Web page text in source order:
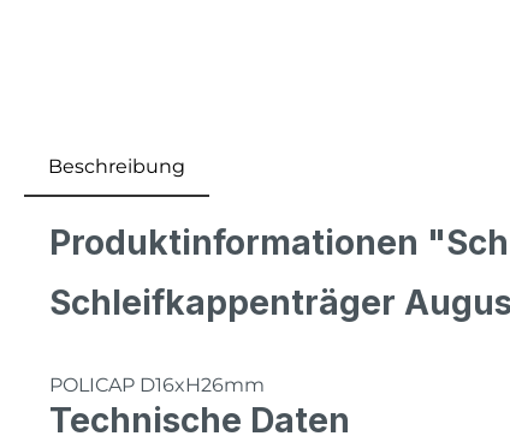
Beschreibung
Produktinformationen
Schleifkappenträger
POLICAP D16xH26mm
Technische Daten